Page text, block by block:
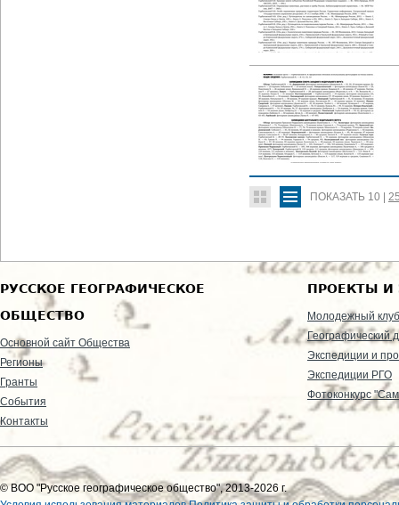
ПОКАЗАТЬ 10
РУССКОЕ ГЕОГРАФИЧЕСКОЕ
ОБЩЕСТВО
Основной сайт Общества
Регионы
Гранты
События
Контакты
ПРОЕКТЫ И
Молодежный клуб
Географический
Экспедиции и
Экспедиции РГО
Фотоконкурс
© ВОО "Русское географическое общество", 2013-2026 г.